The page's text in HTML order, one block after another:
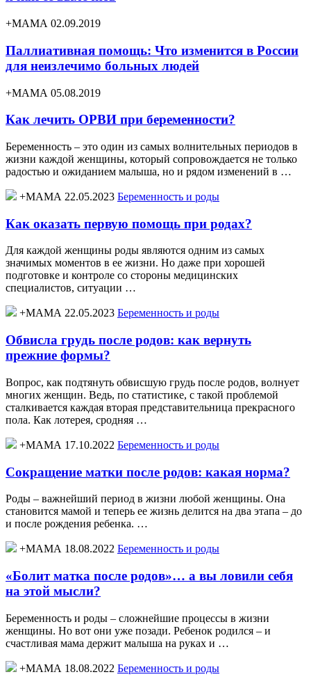
+МАМА 02.09.2019
Паллиативная помощь: Что изменится в России
для неизлечимо больных людей
+МАМА 05.08.2019
Как лечить ОРВИ при беременности?
Беременность – это один из самых волнительных периодов в
жизни каждой женщины, который сопровождается не только
радостью и ожиданием малыша, но и рядом изменений в …
+МАМА 22.05.2023 Беременность и роды
Как оказать первую помощь при родах?
Для каждой женщины роды являются одним из самых
значимых моментов в ее жизни. Но даже при хорошей
подготовке и контроле со стороны медицинских
специалистов, ситуации …
+МАМА 22.05.2023 Беременность и роды
Обвисла грудь после родов: как вернуть
прежние формы?
Вопрос, как подтянуть обвисшую грудь после родов, волнует
многих женщин. Ведь, по статистике, с такой проблемой
сталкивается каждая вторая представительница прекрасного
пола. Как лотерея, сродняя …
+МАМА 17.10.2022 Беременность и роды
Сокращение матки после родов: какая норма?
Роды – важнейший период в жизни любой женщины. Она
становится мамой и теперь ее жизнь делится на два этапа – до
и после рождения ребенка. …
+МАМА 18.08.2022 Беременность и роды
«Болит матка после родов»… а вы ловили себя
на этой мысли?
Беременность и роды – сложнейшие процессы в жизни
женщины. Но вот они уже позади. Ребенок родился – и
счастливая мама держит малыша на руках и …
+МАМА 18.08.2022 Беременность и роды